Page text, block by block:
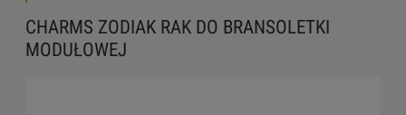
CHARMS ZODIAK RAK DO BRANSOLETKI
MODUŁOWEJ